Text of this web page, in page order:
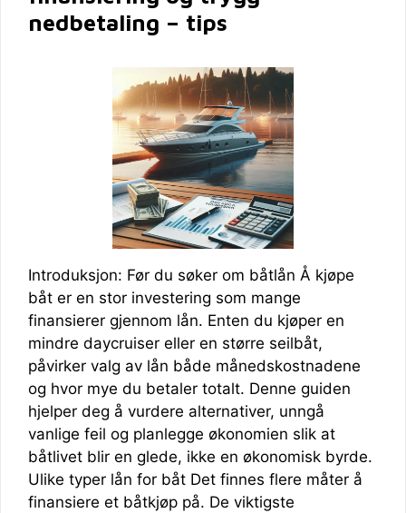
nedbetaling – tips
Introduksjon: Før du søker om båtlån Å kjøpe
båt er en stor investering som mange
finansierer gjennom lån. Enten du kjøper en
mindre daycruiser eller en større seilbåt,
påvirker valg av lån både månedskostnadene
og hvor mye du betaler totalt. Denne guiden
hjelper deg å vurdere alternativer, unngå
vanlige feil og planlegge økonomien slik at
båtlivet blir en glede, ikke en økonomisk byrde.
Ulike typer lån for båt Det finnes flere måter å
finansiere et båtkjøp på. De viktigste